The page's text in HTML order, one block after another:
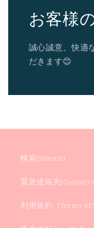
お客様
誠心誠意、快適
だきます😊
検索(Search)
緊急連絡先(Contact
利用規約（Terms of